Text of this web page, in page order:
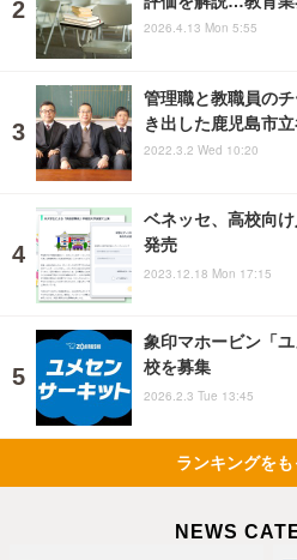
2026.4.13 Mon 5:55
管理職と教職員の
き出した鹿児島市
2022.3.2 Wed 10:20
ベネッセ、高校向
発売
2023.12.18 Mon 17:15
象印マホービン「
校を募集
2026.2.3 Tue 13:45
ランキングを
NEWS